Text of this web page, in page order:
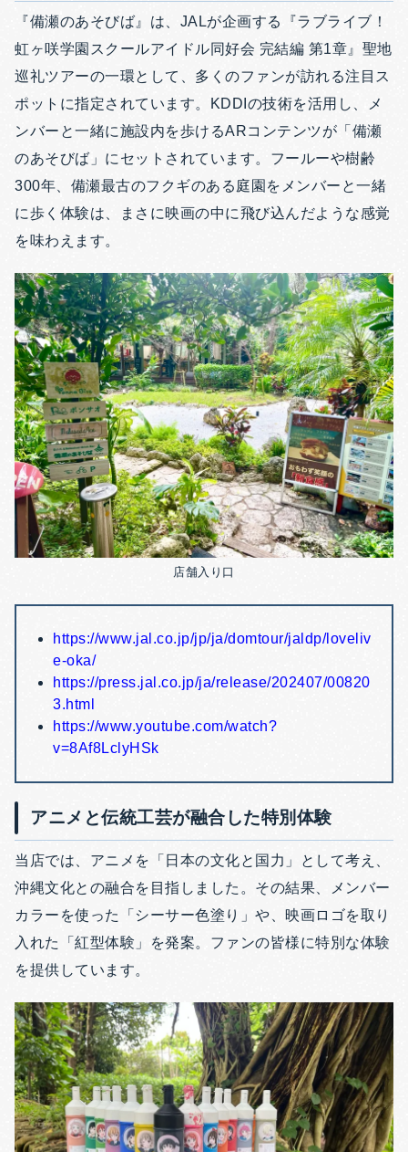
『備瀬のあそびば』は、JALが企画する『ラブライブ！
虹ヶ咲学園スクールアイドル同好会 完結編 第1章』聖地
巡礼ツアーの一環として、多くのファンが訪れる注目ス
ポットに指定されています。KDDIの技術を活用し、メ
ンバーと一緒に施設内を歩けるARコンテンツが「備瀬
のあそびば」にセットされています。フールーや樹齢
300年、備瀬最古のフクギのある庭園をメンバーと一緒
に歩く体験は、まさに映画の中に飛び込んだような感覚
を味わえます。
店舗入り口
https://www.jal.co.jp/jp/ja/domtour/jaldp/loveliv
e-oka/
https://press.jal.co.jp/ja/release/202407/00820
3.html
https://www.youtube.com/watch?
v=8Af8LclyHSk
アニメと伝統工芸が融合した特別体験
当店では、アニメを「日本の文化と国力」として考え、
沖縄文化との融合を目指しました。その結果、メンバー
カラーを使った「シーサー色塗り」や、映画ロゴを取り
入れた「紅型体験」を発案。ファンの皆様に特別な体験
を提供しています。